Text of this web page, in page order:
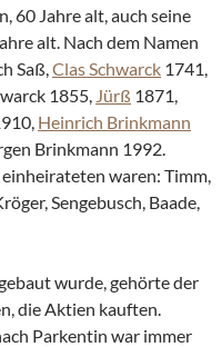
60 Jahre alt, auch seine
alt. Nach dem Namen
Saß,Clas Schwarck 1741,
1855, Jürß 1871,
Heinrich Brinkmann
Brinkmann 1992.
waren: Timm,
Sengebusch, Baade,
wurde, gehörte der
die Aktien kauften.
Parkentin war immer